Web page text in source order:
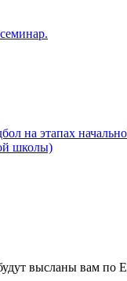
на этапах
школы)
высланы вам по